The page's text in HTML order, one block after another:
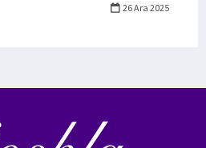
26 Ara 2025